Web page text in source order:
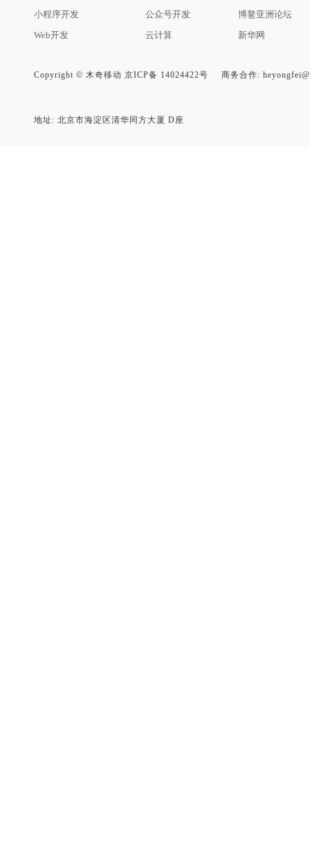
小程序开发
Web开发
公众号开发
云计算
博鳌亚洲论坛
新华网
Copyright © 木奇移动 京ICP备 14024422号 商务合作:
地址: 北京市海淀区清华同方大厦 D座